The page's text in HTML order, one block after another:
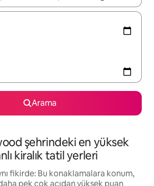
Arama
şehrindeki en yüksek
kiralık tatil yerleri
fikirde: Bu konaklamalara konum,
pek çok açıdan yüksek puan